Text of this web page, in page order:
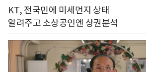
KT, 전국민에 미세먼지 상태
알려주고 소상공인엔 상권분석